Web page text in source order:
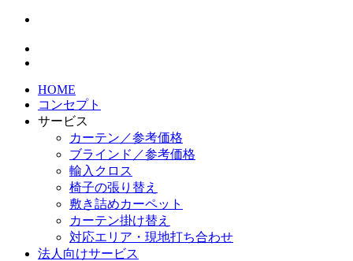
HOME
コンセプト
サービス
カーテン／参考価格
ブラインド／参考価格
輸入クロス
椅子の張り替え
敷き詰めカーペット
カーテン掛け替え
対応エリア・現地打ち合わせ
法人向けサービス